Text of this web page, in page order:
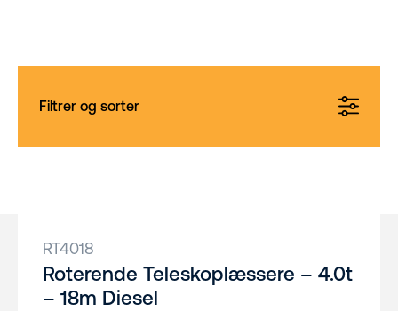
Filtrer og sorter
RT4018
Roterende Teleskoplæssere – 4.0t
– 18m Diesel